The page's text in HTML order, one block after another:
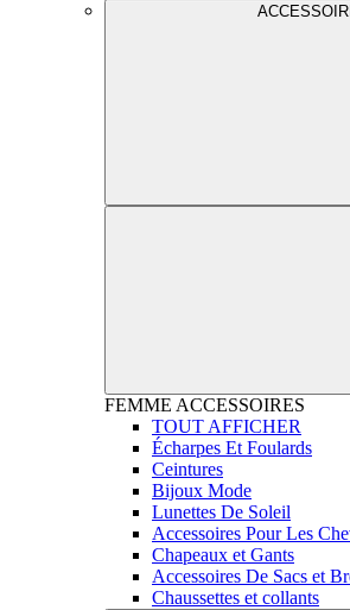
FEMME ACCESSOIRES
TOUT AFFICHER
Écharpes Et Foulards
Ceintures
Bijoux Mode
Lunettes De Soleil
Accessoires Pour Les
Chapeaux et Gants
Accessoires De Sacs et
Chaussettes et collants